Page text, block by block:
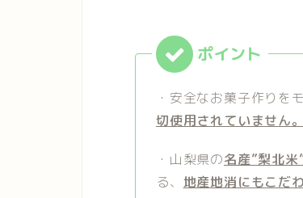
・安全なお菓子作りを
切使用されていません。
・山梨県の名産”梨北
る、 地産地消にもこだ